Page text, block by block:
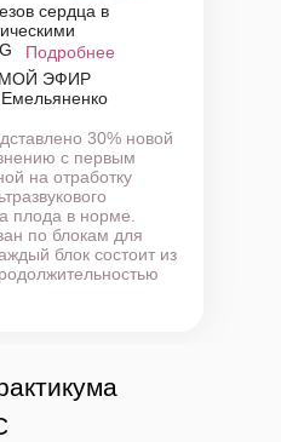
сердца в
Подробнее
ЭФИР
30% новой
с первым
на отработку
плода в норме.
по блокам для
блок состоит из